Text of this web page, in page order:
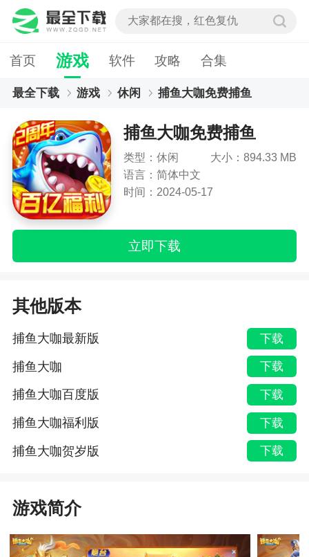
首页 游戏 软件 攻略 合集
最全下载 游戏 休闲 捕鱼大咖免费捕鱼
捕鱼大咖免费捕鱼
类型：休闲
大小：894.33 MB
语言：简体中文
时间：2024-05-17
立即下载
其他版本
捕鱼大咖最新版 下载
捕鱼大咖 下载
捕鱼大咖百度版 下载
捕鱼大咖福利版 下载
捕鱼大咖贺岁版 下载
游戏简介